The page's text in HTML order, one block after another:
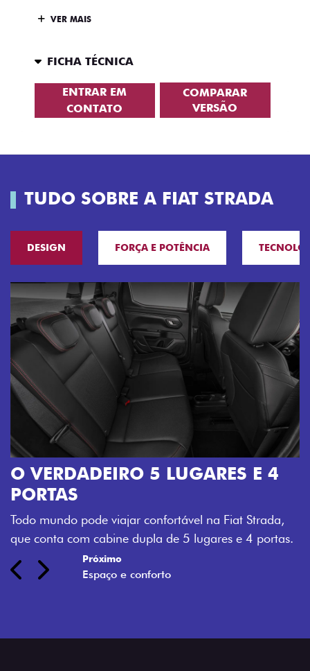
VER MAIS
FICHA TÉCNICA
ENTRAR EM
CONTATO
COMPARAR
VERSÃO
TUDO SOBRE A FIAT STRADA
DESIGN FORÇA E POTÊNCIA
O VERDADEIRO 5 LUGARES E 4
PORTAS
Todo mundo pode viajar confortável na Fiat Strada,
que conta com cabine dupla de 5 lugares e 4 portas.
Previous
Next
Próximo
Espaço e conforto